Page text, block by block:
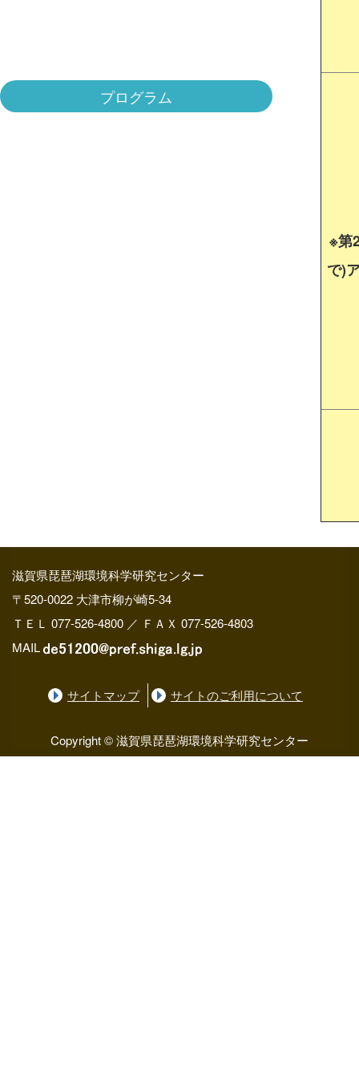
プログラム
※第
で)
滋賀県琵琶湖環境科学研究センター
〒520-0022 大津市柳が崎5-34
ＴＥＬ 077-526-4800 ／ ＦＡＸ 077-526-4803
MAIL
サイトマップ サイトのご利用について
Copyright © 滋賀県琵琶湖環境科学研究センター